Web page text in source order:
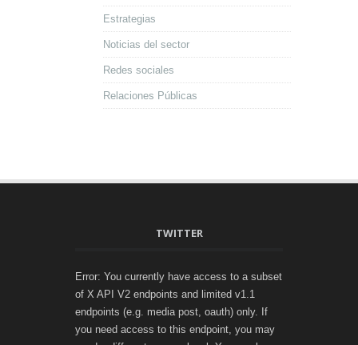
Estrategias
Noticias del sector
Redes sociales
Relaciones Públicas
TWITTER
Error: You currently have access to a subset
of X API V2 endpoints and limited v1.1
endpoints (e.g. media post, oauth) only. If
you need access to this endpoint, you may